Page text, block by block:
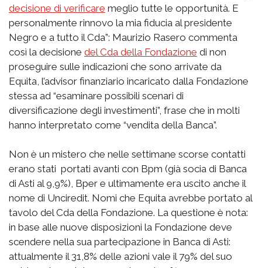
decisione di verificare meglio tutte le opportunità. E
personalmente rinnovo la mia fiducia al presidente
Negro e a tutto il Cda”: Maurizio Rasero commenta
così la decisione del Cda della Fondazione di non
proseguire sulle indicazioni che sono arrivate da
Equita, l’advisor finanziario incaricato dalla Fondazione
stessa ad “esaminare possibili scenari di
diversificazione degli investimenti”, frase che in molti
hanno interpretato come “vendita della Banca”.
Non è un mistero che nelle settimane scorse contatti
erano stati portati avanti con Bpm (già socia di Banca
di Asti al 9,9%), Bper e ultimamente era uscito anche il
nome di Unciredit. Nomi che Equita avrebbe portato al
tavolo del Cda della Fondazione. La questione è nota:
in base alle nuove disposizioni la Fondazione deve
scendere nella sua partecipazione in Banca di Asti:
attualmente il 31,8% delle azioni vale il 79% del suo